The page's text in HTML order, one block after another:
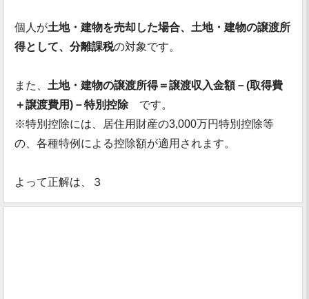
個人が土地・建物を売却した場合、土地・建物の譲渡所
得として、分離課税の対象です。
また、 土地・建物の譲渡所得＝譲渡収入金額－(取得費
＋譲渡費用)－特別控除です。
※特別控除には、居住用財産の3,000万円特別控除等
の、各種特例による控除額が適用されます。
よって正解は、３